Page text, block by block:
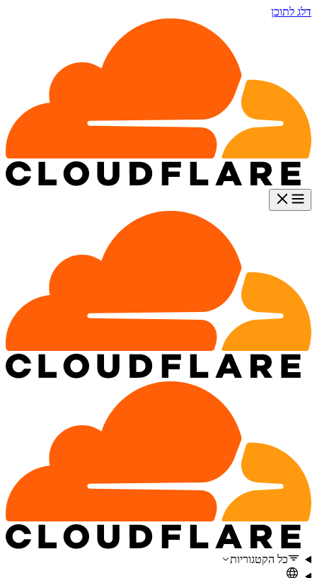
דלג לתוכן
כל הקטגוריות